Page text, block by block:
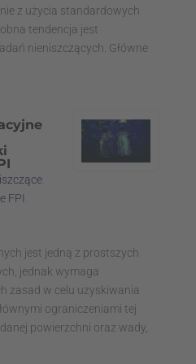
z użycia standardowych
tendencja jest
nieniszczących. Główne
,
FPI
jest jedną z prostszych
jednak wymaga
zasad w celu uzyskiwania
ograniczeniami tej
powierzchni oraz wady,